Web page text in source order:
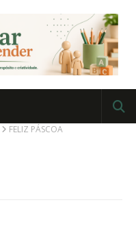
FELIZ PÁSCOA